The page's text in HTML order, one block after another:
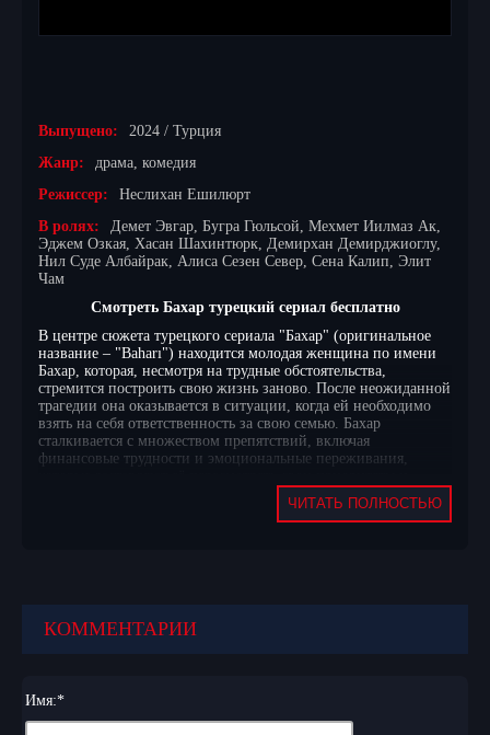
Выпущено:
2024 / Турция
Жанр:
драма, комедия
Режиссер:
Неслихан Ешилюрт
В ролях:
Демет Эвгар, Бугра Гюльсой, Мехмет Иилмаз Ак,
Эджем Озкая, Хасан Шахинтюрк, Демирхан Демирджиоглу,
Нил Суде Албайрак, Алиса Сезен Север, Сена Калип, Элит
Чам
Смотреть Бахар турецкий сериал бесплатно
В центре сюжета турецкого сериала "Бахар" (оригинальное
название – "Baharı") находится молодая женщина по имени
Бахар, которая, несмотря на трудные обстоятельства,
стремится построить свою жизнь заново. После неожиданной
трагедии она оказывается в ситуации, когда ей необходимо
взять на себя ответственность за свою семью. Бахар
сталкивается с множеством препятствий, включая
финансовые трудности и эмоциональные переживания,
оказывается в центре интриг, где каждый шаг может
"Бахар" погружает зрителя в мир, полный напряженных
ЧИТАТЬ ПОЛНОСТЬЮ
КОММЕНТАРИИ
Имя:*